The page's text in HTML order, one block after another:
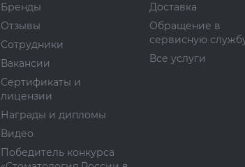
Бренды
Отзывы
Сотрудники
Вакансии
Сертификаты и
лицензии
Награды и дипломы
Видео
Победитель конкурса
Доставка
Обращение в
сервисную
Все услуги